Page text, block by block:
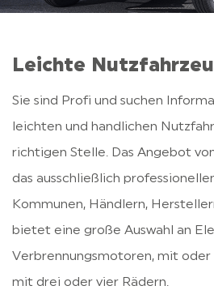
Leichte
Sie sind Profi und suchen
leichten und handlichen
richtigen Stelle. Das Angebot
das ausschließlich
Kommunen, Händlern,
bietet eine große Auswahl an
Verbrennungsmotoren, mit oder
mit drei oder vier Rädern.